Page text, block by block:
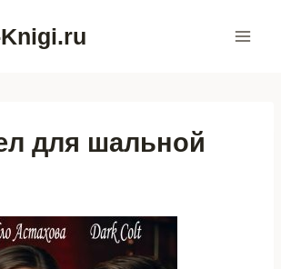
для шальной